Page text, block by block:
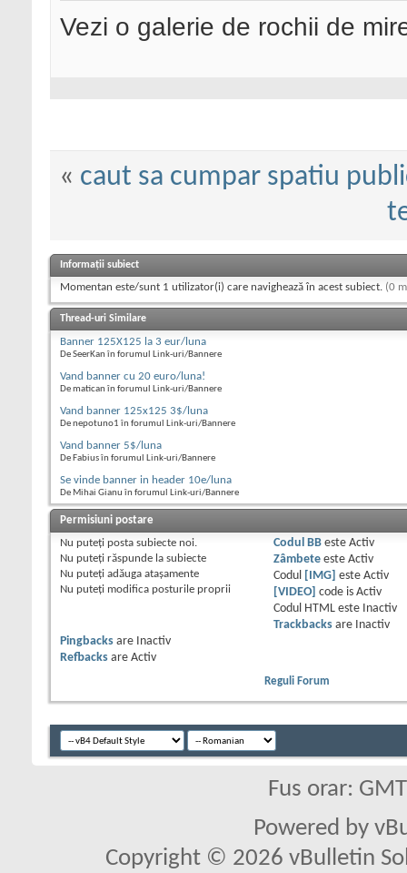
Vezi o galerie de rochii de
« caut sa cumpar spatiu
Informații subiect
Momentan este/sunt 1 utilizator(i) care navighează în acest subiect. (0
Thread-uri Similare
Banner 125X125 la 3 eur/luna
De SeerKan în forumul Link-uri/Bannere
Vand banner cu 20 euro/luna!
De matican în forumul Link-uri/Bannere
Vand banner 125x125 3$/luna
De nepotuno1 în forumul Link-uri/Bannere
Vand banner 5$/luna
De Fabius în forumul Link-uri/Bannere
Se vinde banner in header 10e/luna
De Mihai Gianu în forumul Link-uri/Bannere
Permisiuni postare
Nu puteţi posta subiecte noi.
Nu puteţi răspunde la subiecte
Nu puteţi adăuga ataşamente
Nu puteţi modifica posturile proprii
Codul BBeste Activ
Zâmbeteeste Activ
Codul
[IMG] este Activ
[VIDEO]
code is Activ
Codul HTML este
Inactiv
Trackbacksare
Inactiv
Pingbacks are
Inactiv
Refbacks are Activ
Reguli Forum
Fus orar:
Powered by
Copyright © 2026 vBulletin